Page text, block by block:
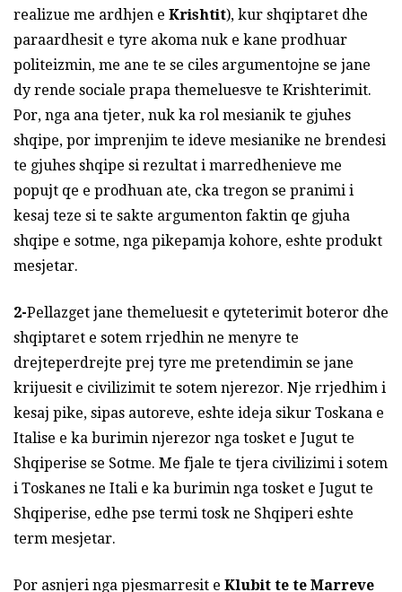
realizue me ardhjen e Krishtit), kur shqiptaret dhe
paraardhesit e tyre akoma nuk e kane prodhuar
politeizmin, me ane te se ciles argumentojne se jane
dy rende sociale prapa themeluesve te Krishterimit.
Por, nga ana tjeter, nuk ka rol mesianik te gjuhes
shqipe, por imprenjim te ideve mesianike ne brendesi
te gjuhes shqipe si rezultat i marredhenieve me
popujt qe e prodhuan ate, cka tregon se pranimi i
kesaj teze si te sakte argumenton faktin qe gjuha
shqipe e sotme, nga pikepamja kohore, eshte produkt
mesjetar.
2-Pellazget jane themeluesit e qyteterimit boteror dhe
shqiptaret e sotem rrjedhin ne menyre te
drejteperdrejte prej tyre me pretendimin se jane
krijuesit e civilizimit te sotem njerezor. Nje rrjedhim i
kesaj pike, sipas autoreve, eshte ideja sikur Toskana e
Italise e ka burimin njerezor nga tosket e Jugut te
Shqiperise se Sotme. Me fjale te tjera civilizimi i sotem
i Toskanes ne Itali e ka burimin nga tosket e Jugut te
Shqiperise, edhe pse termi tosk ne Shqiperi eshte
term mesjetar.
Por asnjeri nga pjesmarresit e Klubit te te Marreve